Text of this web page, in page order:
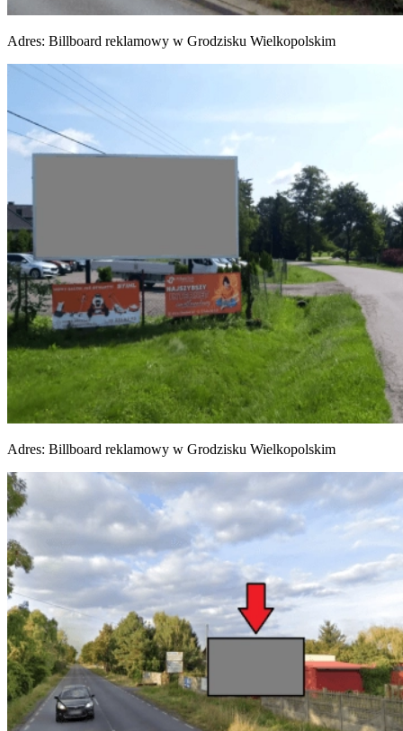
Adres: Billboard reklamowy w Grodzisku Wielkopolskim
Adres: Billboard reklamowy w Grodzisku Wielkopolskim